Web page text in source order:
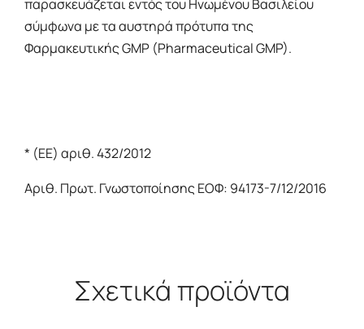
παρασκευάζεται εντός του Ηνωμένου Βασιλείου
σύμφωνα με τα αυστηρά πρότυπα της
Φαρμακευτικής GMP (Pharmaceutical GMP).
* (ΕΕ) αριθ. 432/2012
Αριθ. Πρωτ. Γνωστοποίησης ΕΟΦ: 94173-7/12/2016
Σχετικά προϊόντα